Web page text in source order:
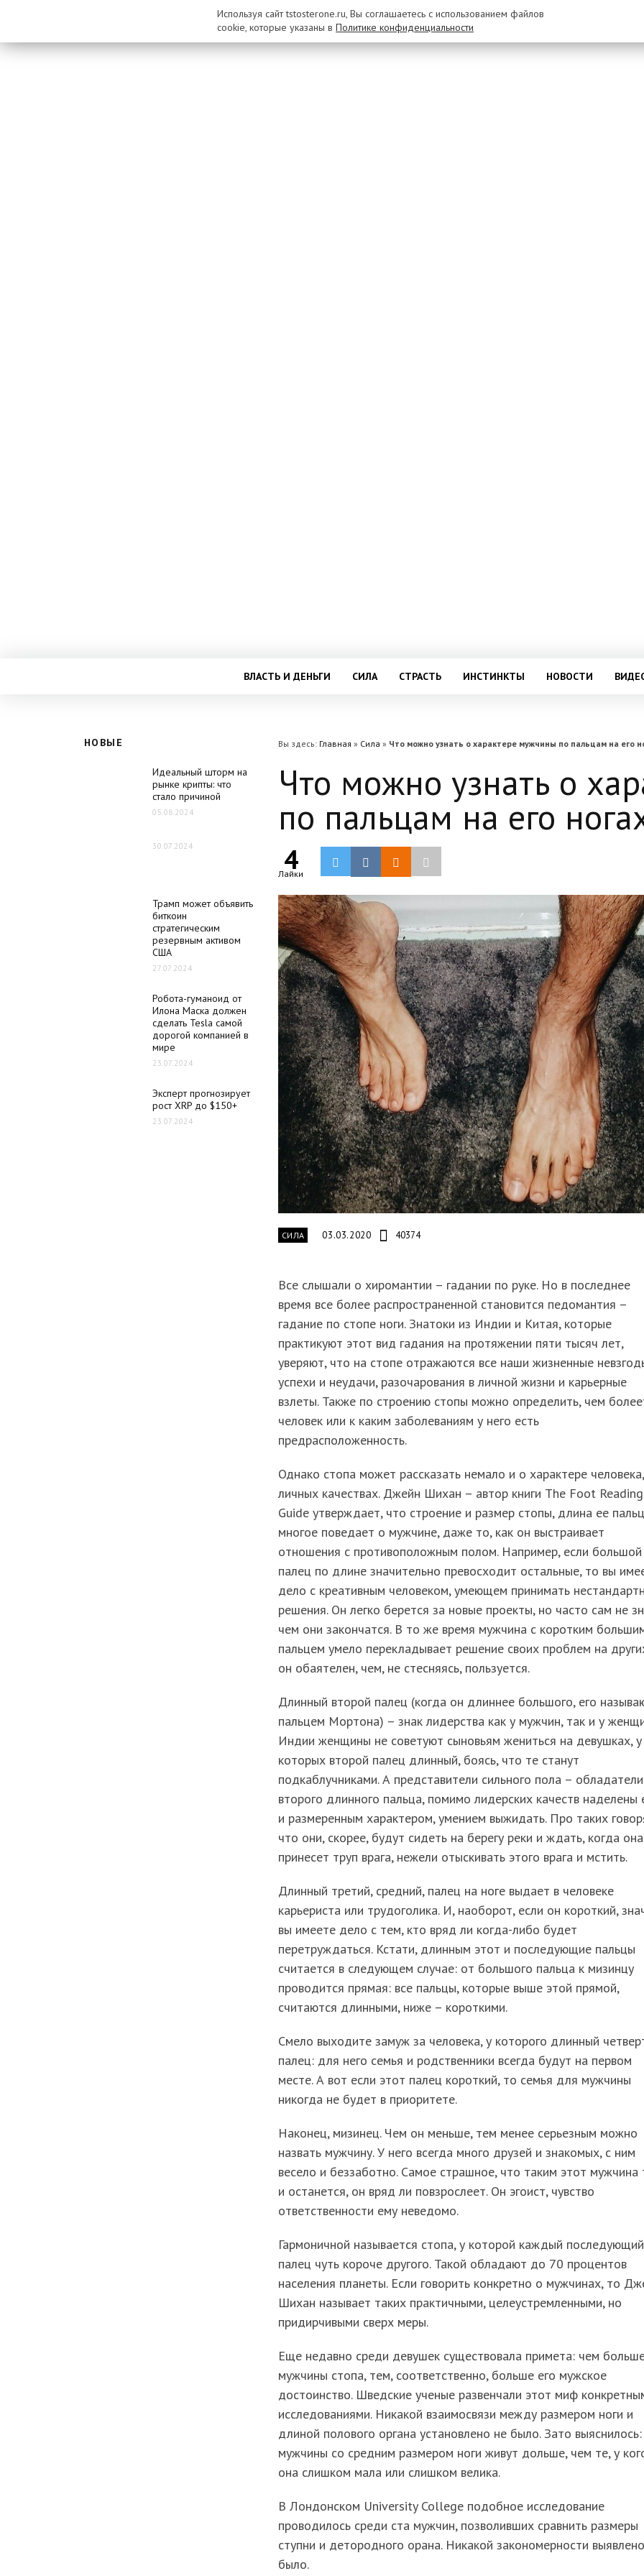
ВЛАСТЬ И ДЕНЬГИ СИЛА СТРАСТЬ ИНСТИНКТЫ НОВОСТИ
НОВЫЕ
Идеальный шторм на
рынке крипты: что
стало причиной
05.08.2024
30.07.2024
Трамп может объявить
биткоин
стратегическим
резервным активом
США
27.07.2024
Робота-гуманоид от
Илона Маска должен
сделать Tesla самой
дорогой компанией в
мире
23.07.2024
Эксперт прогнозирует
рост XRP до $150+
23.07.2024
Вы здесь: Главная » Сила » Что можно узнать о характере мужчины по пальцам на его
Что можно узнать о
по пальцам на его
4
Лайки
СИЛА 03.03.2020 40374
Все слышали о хиромантии – гадании по руке. Но в последнее
время все более распространенной становится педомантия –
гадание по стопе ноги. Знатоки из Индии и Китая, которые
практикуют этот вид гадания на протяжении пяти тысяч лет,
уверяют, что на стопе отражаются все наши жизненные
успехи и неудачи, разочарования в личной жизни и карьерные
взлеты. Также по строению стопы можно определить, чем
человек или к каким заболеваниям у него есть
предрасположенность.
Однако стопа может рассказать немало и о характере
личных качествах. Джейн Шихан – автор книги The Foot Reading
Guide утверждает, что строение и размер стопы, длина ее
многое поведает о мужчине, даже то, как он выстраивает
отношения с противоположным полом. Например, если большой
палец по длине значительно превосходит остальные, то вы
дело с креативным человеком, умеющем принимать
решения. Он легко берется за новые проекты, но часто сам не
чем они закончатся. В то же время мужчина с коротким
пальцем умело перекладывает решение своих проблем на
он обаятелен, чем, не стесняясь, пользуется.
Длинный второй палец (когда он длиннее большого, его
пальцем Мортона) – знак лидерства как у мужчин, так и у
Индии женщины не советуют сыновьям жениться на девушках, у
которых второй палец длинный, боясь, что те станут
подкаблучниками. А представители сильного пола – обладатели
второго длинного пальца, помимо лидерских качеств
и размеренным характером, умением выжидать. Про таких
что они, скорее, будут сидеть на берегу реки и ждать, когда она
принесет труп врага, нежели отыскивать этого врага и мстить.
Длинный третий, средний, палец на ноге выдает в человеке
карьериста или трудоголика. И, наоборот, если он короткий,
вы имеете дело с тем, кто вряд ли когда-либо будет
перетруждаться. Кстати, длинным этот и последующие пальцы
считается в следующем случае: от большого пальца к мизинцу
проводится прямая: все пальцы, которые выше этой прямой,
считаются длинными, ниже – короткими.
Смело выходите замуж за человека, у которого длинный
палец: для него семья и родственники всегда будут на первом
месте. А вот если этот палец короткий, то семья для мужчины
никогда не будет в приоритете.
Наконец, мизинец. Чем он меньше, тем менее серьезным можно
назвать мужчину. У него всегда много друзей и знакомых, с ним
весело и беззаботно. Самое страшное, что таким этот мужчина
и останется, он вряд ли повзрослеет. Он эгоист, чувство
ответственности ему неведомо.
Гармоничной называется стопа, у которой каждый последующий
палец чуть короче другого. Такой обладают до 70 процентов
населения планеты. Если говорить конкретно о мужчинах, то
Шихан называет таких практичными, целеустремленными, но
придирчивыми сверх меры.
Еще недавно среди девушек существовала примета: чем
мужчины стопа, тем, соответственно, больше его мужское
достоинство. Шведские ученые развенчали этот миф
исследованиями. Никакой взаимосвязи между размером ноги и
длиной полового органа установлено не было. Зато выяснилось:
мужчины со средним размером ноги живут дольше, чем те, у
она слишком мала или слишком велика.
В Лондонском University College подобное исследование
проводилось среди ста мужчин, позволивших сравнить размеры
ступни и детородного орана. Никакой закономерности
было.
Используя сайт tstosterone.ru, Вы соглашаетесь с использованием файлов
cookie, которые указаны в Политике конфиденциальности